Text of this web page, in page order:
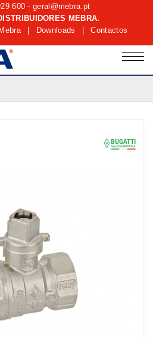
600 -geral@mebra.pt
MEBRA.
Downloads Contactos